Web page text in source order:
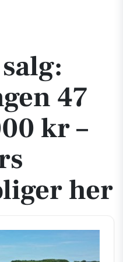
3.695.000 kr – Se Nøragers
47
kr –
her